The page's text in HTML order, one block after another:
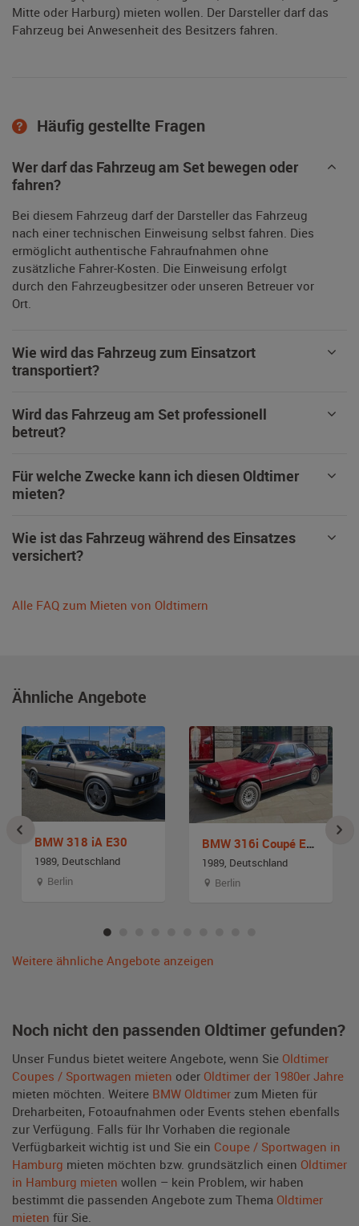
Mitte oder Harburg) mieten wollen. Der Darsteller darf das
Fahrzeug bei Anwesenheit des Besitzers fahren.
Häufig gestellte Fragen
Wer darf das Fahrzeug am Set bewegen oder
fahren?
Bei diesem Fahrzeug darf der Darsteller das Fahrzeug
nach einer technischen Einweisung selbst fahren. Dies
ermöglicht authentische Fahraufnahmen ohne
zusätzliche Fahrer-Kosten. Die Einweisung erfolgt
durch den Fahrzeugbesitzer oder unseren Betreuer vor
Ort.
Wie wird das Fahrzeug zum Einsatzort
transportiert?
Wird das Fahrzeug am Set professionell
betreut?
Für welche Zwecke kann ich diesen Oldtimer
mieten?
Wie ist das Fahrzeug während des Einsatzes
versichert?
Alle FAQ zum Mieten von Oldtimern
Ähnliche Angebote
BMW 318 iA E30
1989, Deutschland
Berlin
BMW 316i Coupé E30
1989, Deutschland
Berlin
Weitere ähnliche Angebote anzeigen
Noch nicht den passenden Oldtimer gefunden?
Unser Fundus bietet weitere Angebote, wenn Sie Oldtimer
Coupes / Sportwagen mieten oder Oldtimer der 1980er Jahre
mieten möchten. Weitere BMW Oldtimer zum Mieten für
Dreharbeiten, Fotoaufnahmen oder Events stehen ebenfalls
zur Verfügung. Falls für Ihr Vorhaben die regionale
Verfügbarkeit wichtig ist und Sie ein Coupe / Sportwagen in
Hamburg mieten möchten bzw. grundsätzlich einen Oldtimer
in Hamburg mieten wollen – kein Problem, wir haben
bestimmt die passenden Angebote zum Thema Oldtimer
mieten für Sie.